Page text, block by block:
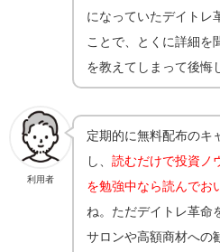
になっていたデイトレ
ことで、とくに詳細を
を教えてしまって後悔
利用者
定期的に無料配布のキ
し、読むだけで投資ノ
を勉強中なら読んでお
ね。ただデイトレ革命
サロンや高額商材への